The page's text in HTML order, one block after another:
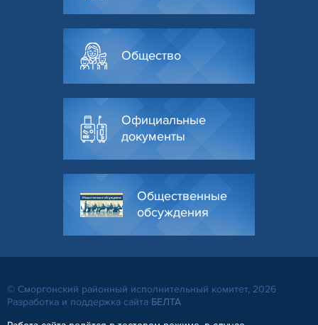
Общество
Официальные
документы
Общественные
обсуждения
© Сморгонский районный исполнительный комитет, 2026
Разработка и поддержка сайта БЕЛТА